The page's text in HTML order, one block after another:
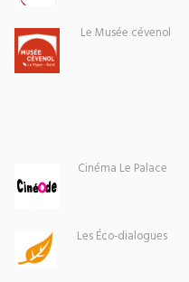
Le Musée cévenol
Cinéma Le Palace
Les Éco-dialogues